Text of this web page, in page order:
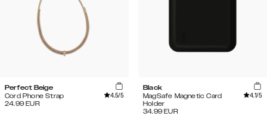
Perfect Beige
Cord Phone Strap
4.5/5
24.99 EUR
Black
MagSafe Magnetic Card
Holder
4.1/5
34.99 EUR